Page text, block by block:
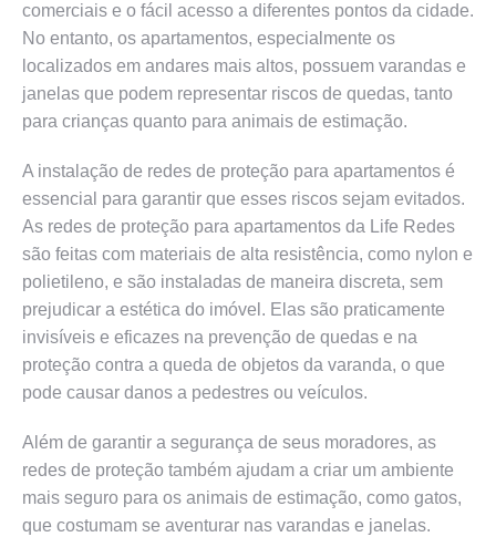
comerciais e o fácil acesso a diferentes pontos da cidade.
No entanto, os apartamentos, especialmente os
localizados em andares mais altos, possuem varandas e
janelas que podem representar riscos de quedas, tanto
para crianças quanto para animais de estimação.
A instalação de redes de proteção para apartamentos é
essencial para garantir que esses riscos sejam evitados.
As redes de proteção para apartamentos da Life Redes
são feitas com materiais de alta resistência, como nylon e
polietileno, e são instaladas de maneira discreta, sem
prejudicar a estética do imóvel. Elas são praticamente
invisíveis e eficazes na prevenção de quedas e na
proteção contra a queda de objetos da varanda, o que
pode causar danos a pedestres ou veículos.
Além de garantir a segurança de seus moradores, as
redes de proteção também ajudam a criar um ambiente
mais seguro para os animais de estimação, como gatos,
que costumam se aventurar nas varandas e janelas.